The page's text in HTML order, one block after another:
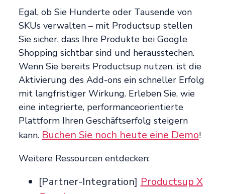
Egal, ob Sie Hunderte oder Tausende von
SKUs verwalten – mit Productsup stellen
Sie sicher, dass Ihre Produkte bei Google
Shopping sichtbar sind und herausstechen.
Wenn Sie bereits Productsup nutzen, ist die
Aktivierung des Add-ons ein schneller Erfolg
mit langfristiger Wirkung. Erleben Sie, wie
eine integrierte, performanceorientierte
Plattform Ihren Geschäftserfolg steigern
kann. Buchen Sie noch heute eine Demo!
Weitere Ressourcen entdecken:
[Partner-Integration] Productsup X